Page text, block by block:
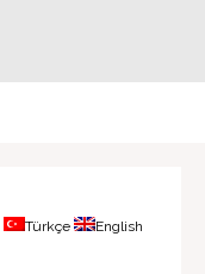
Türkçe English